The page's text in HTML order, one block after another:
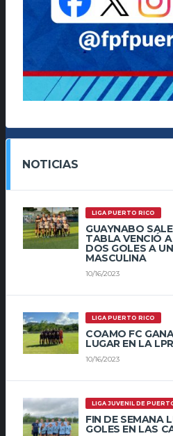
NOTICIAS
LIGA PUERTO RICO
GUAYNABO
TABLA VENCIÓ
DOS GOLES A
MASCULINA
10/16/2023
LIGA PUERTO RICO
COAMO FC
LUGAR EN LA
10/16/2023
LIGA JUVENIL DE
FIN DE SEMANA
GOLES EN LAS